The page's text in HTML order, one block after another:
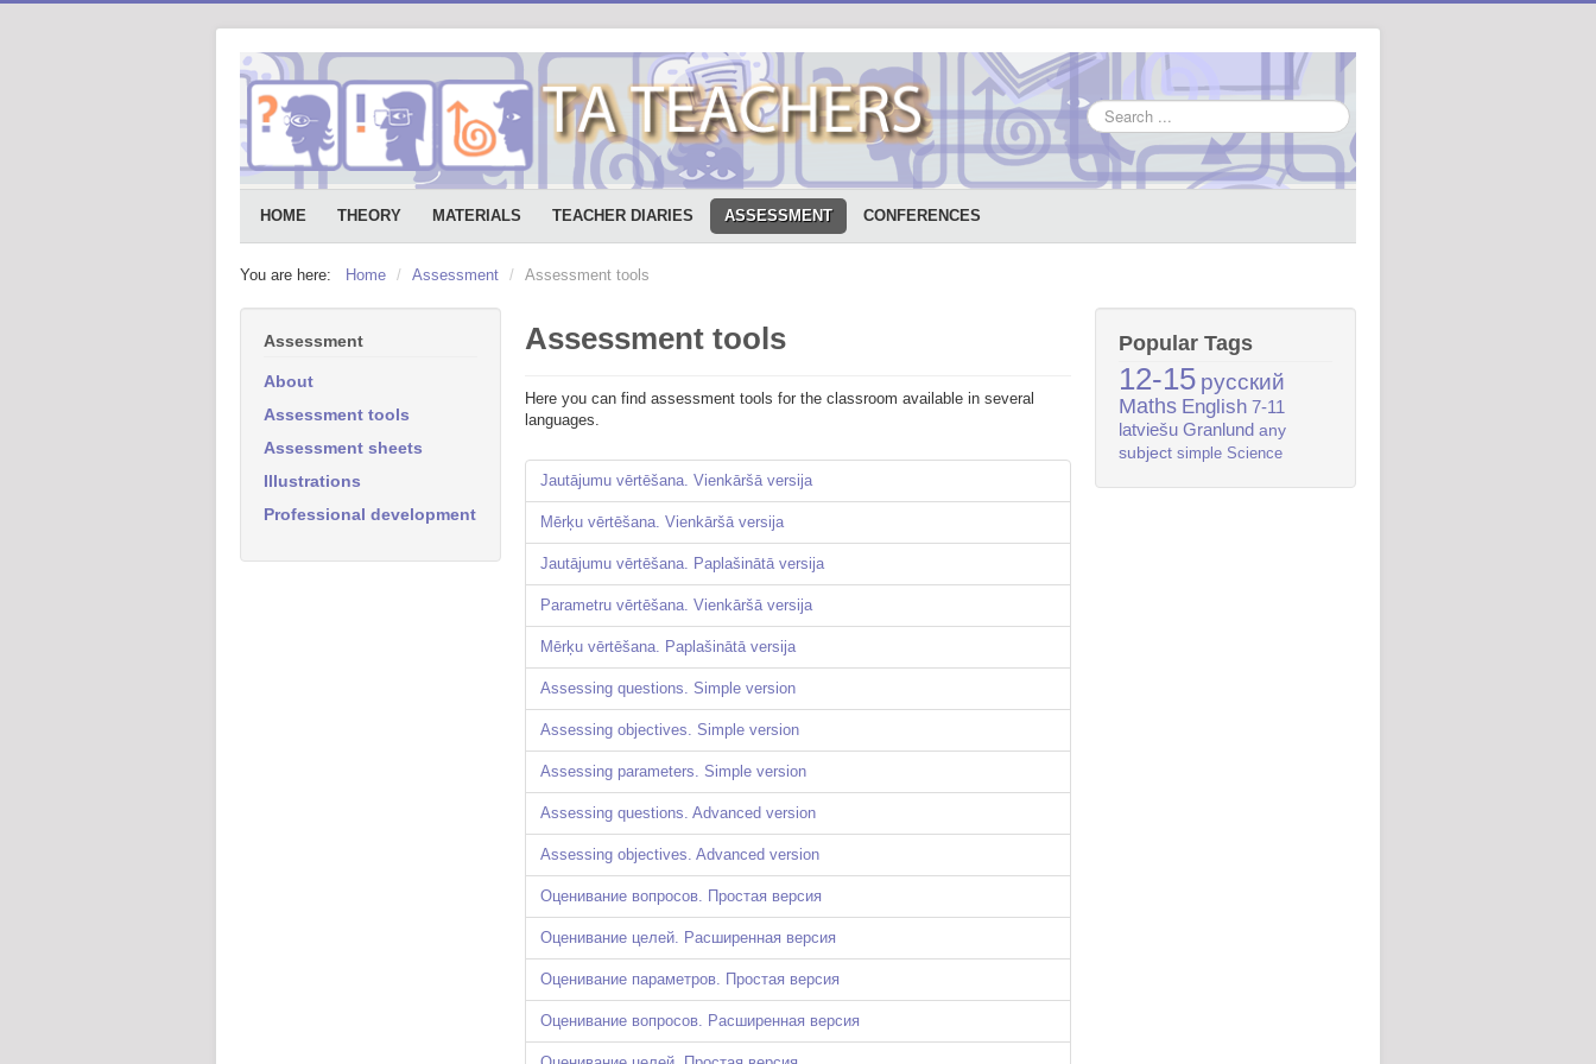
Search
...
HOME THEORY MATERIALS TEACHER DIARIES ASSESSMENT CONFERENCES
You are here: Home / Assessment / Assessment tools
Assessment
About
Assessment tools
Assessment sheets
Illustrations
Professional development
Assessment tools
Here you can find assessment tools for the classroom available in several
languages.
Jautājumu vērtēšana. Vienkāršā versija
Mērķu vērtēšana. Vienkāršā versija
Jautājumu vērtēšana. Paplašinātā versija
Parametru vērtēšana. Vienkāršā versija
Mērķu vērtēšana. Paplašinātā versija
Assessing questions. Simple version
Assessing objectives. Simple version
Assessing parameters. Simple version
Assessing questions. Advanced version
Assessing objectives. Advanced version
Оценивание вопросов. Простая версия
Оценивание целей. Расширенная версия
Оценивание параметров. Простая версия
Оценивание вопросов. Расширенная версия
Popular Tags
12-15 русский
Maths English 7-11
latviešu Granlund any
subject simple Science